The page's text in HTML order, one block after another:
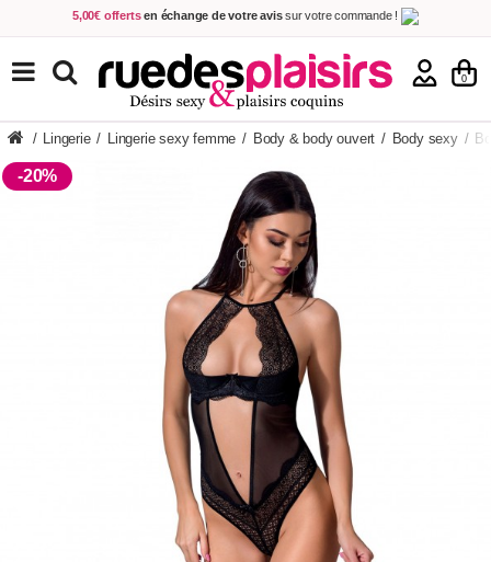
5,00€ offerts en échange de votre avissur votre commande !
Achetez aujourd'hui. Décidez quand payer !
Livraison en 48h
au prix de 2,90 € ! (Offerte dès 69,00€ d'achat)
0
TOUS NOS PRODUITS
/ Lingerie / Lingerie sexy femme / Body & body ouvert / Body sexy /
-20%